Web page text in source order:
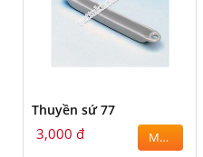
Thuyền sứ 77
3,000 đ MUA